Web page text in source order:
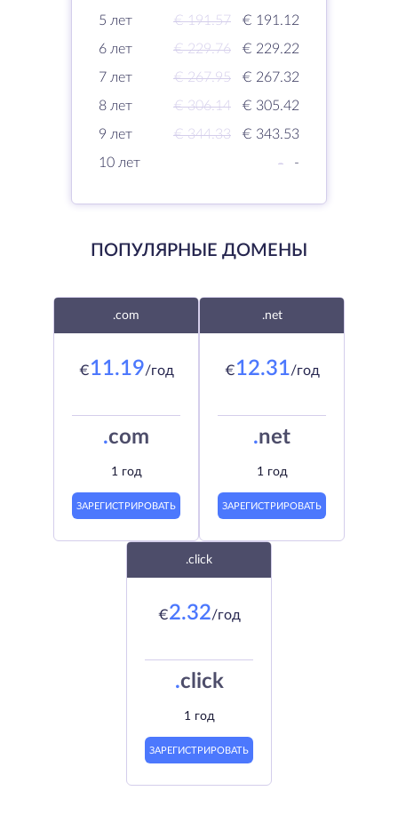
5 лет
€ 191.57
€ 191.12
6 лет
€ 229.76
€ 229.22
7 лет
€ 267.95
€ 267.32
8 лет
€ 306.14
€ 305.42
9 лет
€ 344.33
€ 343.53
10 лет
- -
ПОПУЛЯРНЫЕ ДОМЕНЫ
.com
€11.19/год
.com
1 год
ЗАРЕГИСТРИРОВАТЬ
.net
€12.31/год
.net
1 год
ЗАРЕГИСТРИРОВАТЬ
.click
€2.32/год
.click
1 год
ЗАРЕГИСТРИРОВАТЬ